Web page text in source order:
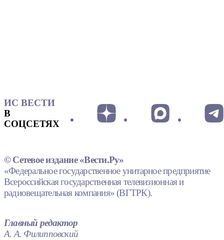
ИС ВЕСТИ
В
СОЦСЕТЯХ
© Сетевое издание «Вести.Ру»
«Федеральное государственное унитарное предприятие
Всероссийская государственная телевизионная и
радиовещательная компания» (ВГТРК).
Главный редактор
А. А. Филипповский